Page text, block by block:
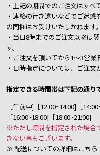
・上記の期間でのご注文はすべ
・連絡の行き違いなどでご迷
の同梱はお受けいたしかねます。
・当日8時までのご注文以降は
す。
・ご注文を頂いてから1～3営業
・日時指定については、ご注文
指定できる時間帯は下記の通りで
［午前中]［12:00~14:00]［
［16:00~18:00]［18:00~21:00]
※ただし時間を指定された場合
きない事もございます。
≫ 配送についての詳細はこちら